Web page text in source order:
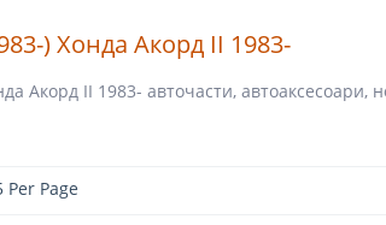
) Хонда Акорд II 1983-
Акорд II 1983- авточасти,
Per Page